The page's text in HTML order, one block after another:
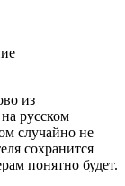
из
русском
случайно не
сохранится
понятно будет.